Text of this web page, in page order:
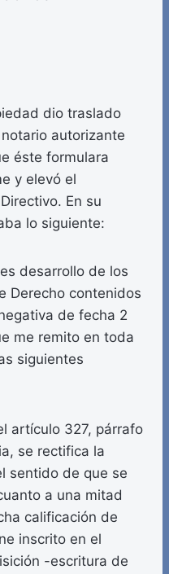
dio traslado
autorizante
éste formulara
y elevó el
En su
lo siguiente:
desarrollo de los
Derecho contenidos
de fecha 2
me remito en toda
siguientes
artículo 327, párrafo
se rectifica la
sentido de que se
a una mitad
calificación de
inscrito en el
-escritura de